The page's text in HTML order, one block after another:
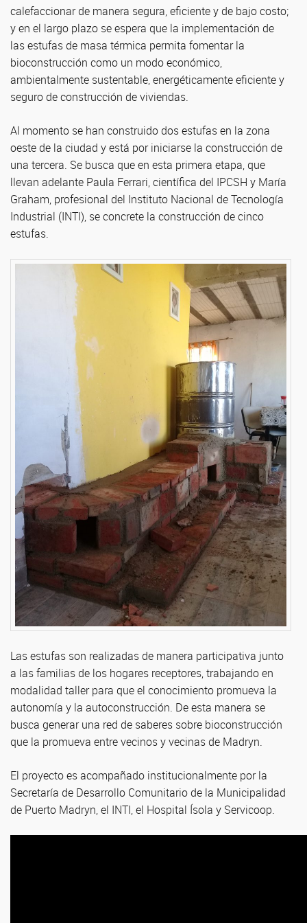
calefaccionar de manera segura, eficiente y de bajo costo;
y en el largo plazo se espera que la implementación de
las estufas de masa térmica permita fomentar la
bioconstrucción como un modo económico,
ambientalmente sustentable, energéticamente eficiente y
seguro de construcción de viviendas.
Al momento se han construido dos estufas en la zona
oeste de la ciudad y está por iniciarse la construcción de
una tercera. Se busca que en esta primera etapa, que
llevan adelante Paula Ferrari, científica del IPCSH y María
Graham, profesional del Instituto Nacional de Tecnología
Industrial (INTI), se concrete la construcción de cinco
estufas.
Las estufas son realizadas de manera participativa junto
a las familias de los hogares receptores, trabajando en
modalidad taller para que el conocimiento promueva la
autonomía y la autoconstrucción. De esta manera se
busca generar una red de saberes sobre bioconstrucción
que la promueva entre vecinos y vecinas de Madryn.
El proyecto es acompañado institucionalmente por la
Secretaría de Desarrollo Comunitario de la Municipalidad
de Puerto Madryn, el INTI, el Hospital Ísola y Servicoop.